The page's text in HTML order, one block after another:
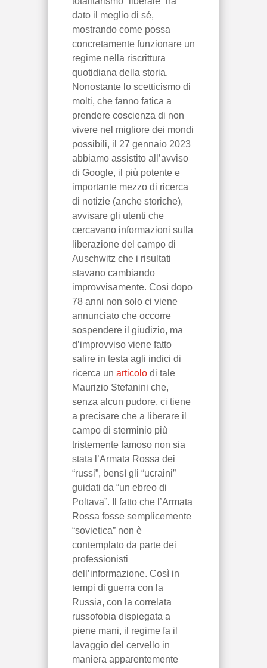
dato il meglio di sé,
mostrando come possa
concretamente funzionare un
regime nella riscrittura
quotidiana della storia.
Nonostante lo scetticismo di
molti, che fanno fatica a
prendere coscienza di non
vivere nel migliore dei mondi
possibili, il 27 gennaio 2023
abbiamo assistito all’avviso
di Google, il più potente e
importante mezzo di ricerca
di notizie (anche storiche),
avvisare gli utenti che
cercavano informazioni sulla
liberazione del campo di
Auschwitz che i risultati
stavano cambiando
improvvisamente. Così dopo
78 anni non solo ci viene
annunciato che occorre
sospendere il giudizio, ma
d’improvviso viene fatto
salire in testa agli indici di
ricerca un articolodi tale
Maurizio Stefanini che,
senza alcun pudore, ci tiene
a precisare che a liberare il
campo di sterminio più
tristemente famoso non sia
stata l’Armata Rossa dei
“russi”, bensì gli “ucraini”
guidati da “un ebreo di
Poltava”. Il fatto che l’Armata
Rossa fosse semplicemente
“sovietica” non è
contemplato da parte dei
professionisti
dell’informazione. Così in
tempi di guerra con la
Russia, con la correlata
russofobia dispiegata a
piene mani, il regime fa il
lavaggio del cervello in
maniera apparentemente